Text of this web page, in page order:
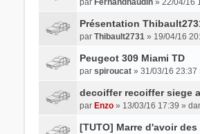
par Fernandnaudin» 22/04/16
Présentation
par Thibault2731» 19/04/16
Peugeot 309 Miami TD
par spiroucat» 31/03/16 23:37
decoiffer recoiffer siege
par Enzo» 13/03/16 17:39 »
[TUTO] Marre d'avoir